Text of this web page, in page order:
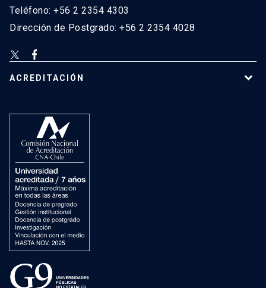
Teléfono: +56 2 2354 4303
Dirección de Postgrado: +56 2 2354 4028
ACREDITACIÓN